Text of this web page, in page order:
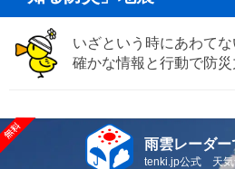
いざという時にあわてな
確かな情報と行動で防
雨雲レーダー
tenki.jp公式 天気